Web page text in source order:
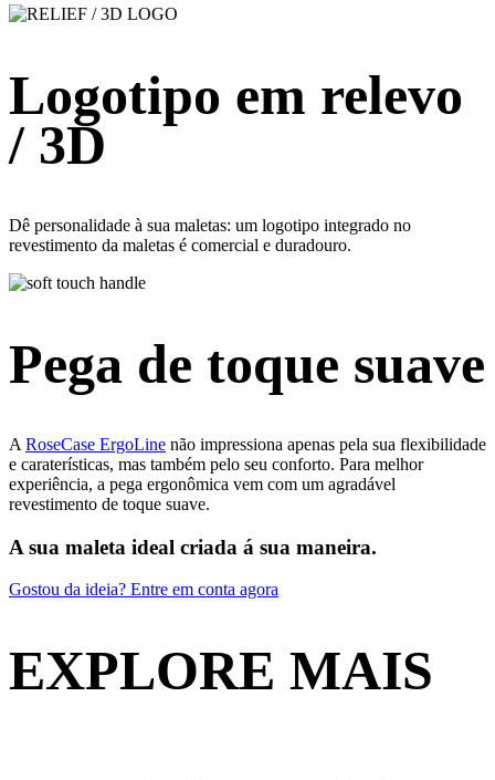
Logotipo em relevo
/ 3D
Dê personalidade à sua maletas: um logotipo integrado no
revestimento da maletas é comercial e duradouro.
Pega de toque suave
A RoseCase ErgoLine não impressiona apenas pela sua flexibilidade
e caraterísticas, mas também pelo seu conforto. Para melhor
experiência, a pega ergonômica vem com um agradável
revestimento de toque suave.
A sua maleta ideal criada á sua maneira.
Gostou da ideia? Entre em conta agora
EXPLORE MAIS